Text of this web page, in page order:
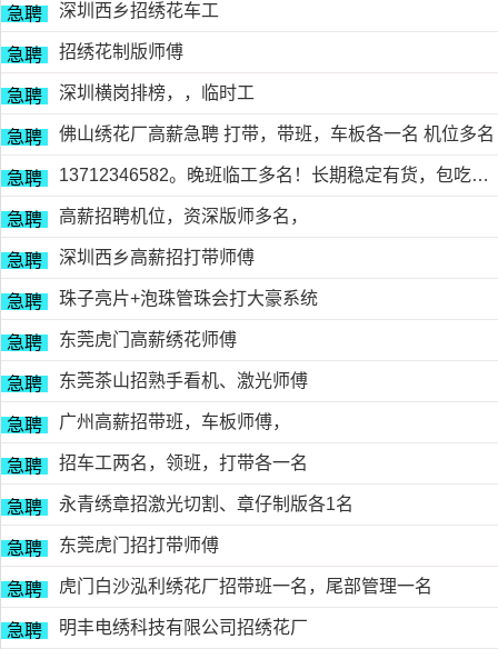
急聘 深圳西乡招绣花车工
急聘 招绣花制版师傅
急聘 深圳横岗排榜，，临时工
急聘 佛山绣花厂高薪急聘 打带，带班，车板各一名 机位多名
急聘 13712346582。晚班临工多名！长期稳定有货，包吃包住
急聘 高薪招聘机位，资深版师多名，
急聘 深圳西乡高薪招打带师傅
急聘 珠子亮片+泡珠管珠会打大豪系统
急聘 东莞虎门高薪绣花师傅
急聘 东莞茶山招熟手看机、激光师傅
急聘 广州高薪招带班，车板师傅，
急聘 招车工两名，领班，打带各一名
急聘 永青绣章招激光切割、章仔制版各1名
急聘 东莞虎门招打带师傅
急聘 虎门白沙泓利绣花厂招带班一名，尾部管理一名
急聘 明丰电绣科技有限公司招绣花厂